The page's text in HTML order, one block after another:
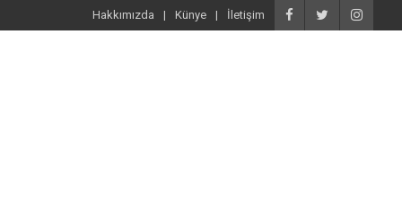
Hakkımızda Künye İletişim